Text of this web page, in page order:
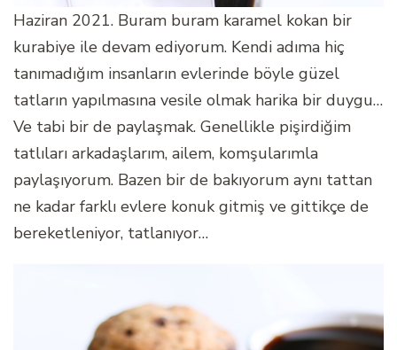
Haziran 2021. Buram buram karamel kokan bir
kurabiye ile devam ediyorum. Kendi adıma hiç
tanımadığım insanların evlerinde böyle güzel
tatların yapılmasına vesile olmak harika bir duygu…
Ve tabi bir de paylaşmak. Genellikle pişirdiğim
tatlıları arkadaşlarım, ailem, komşularımla
paylaşıyorum. Bazen bir de bakıyorum aynı tattan
ne kadar farklı evlere konuk gitmiş ve gittikçe de
bereketleniyor, tatlanıyor…